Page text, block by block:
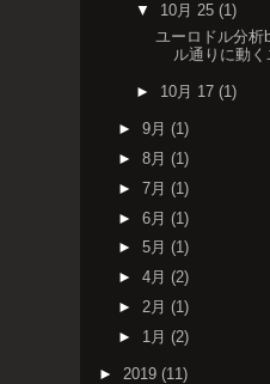
▼ 10月 25(1)
ユーロドル分
ル通りに動
► 10月 17(1)
► 9月 (1)
► 8月 (1)
► 7月 (1)
► 6月 (1)
► 5月 (1)
► 4月 (2)
► 2月 (1)
► 1月 (2)
► 2019 (11)